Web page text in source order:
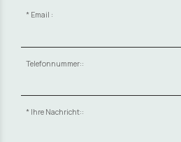
Email :
Telefonnummer::
Ihre Nachricht::